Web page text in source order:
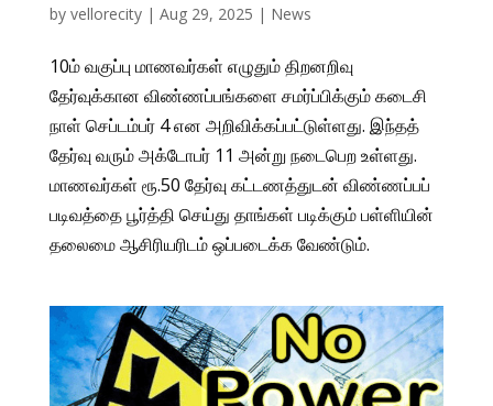
by vellorecity| Aug 29, 2025 | News
10ம் வகுப்பு மாணவர்கள் எழுதும் திறனறிவு
தேர்வுக்கான விண்ணப்பங்களை சமர்ப்பிக்கும் கடைசி
நாள் செப்டம்பர் 4 என அறிவிக்கப்பட்டுள்ளது. இந்தத்
தேர்வு வரும் அக்டோபர் 11 அன்று நடைபெற உள்ளது.
மாணவர்கள் ரூ.50 தேர்வு கட்டணத்துடன் விண்ணப்பப்
படிவத்தை பூர்த்தி செய்து தாங்கள் படிக்கும் பள்ளியின்
தலைமை ஆசிரியரிடம் ஒப்படைக்க வேண்டும்.